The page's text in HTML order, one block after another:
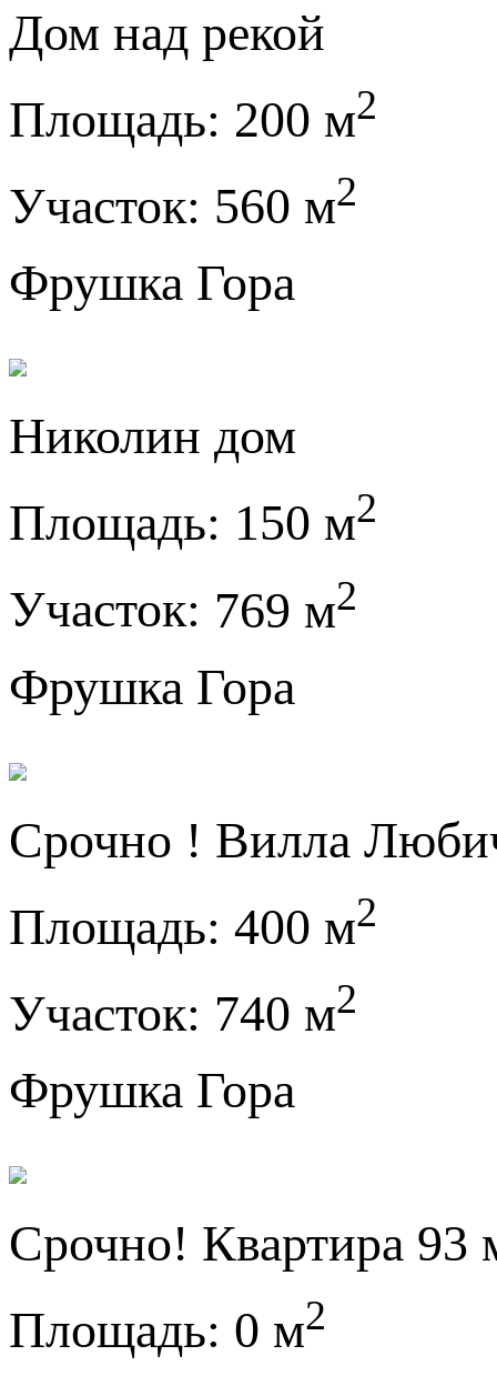
Дом над рекой
Площадь: 200 м2
Участок: 560 м2
Фрушка Гора
Николин дом
Площадь: 150 м2
Участок: 769 м2
Фрушка Гора
Срочно ! Вилла
Площадь: 400 м2
Участок: 740 м2
Фрушка Гора
Срочно! Квартира 93
Площадь: 0 м2